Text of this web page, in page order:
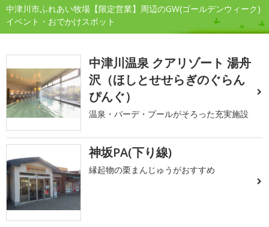
中津川市ふれあい牧場【限定営業】周辺のGW(ゴールデンウィーク)
イベント・おでかけスポット
中津川温泉 クアリゾート 湯舟
沢（ほしとせせらぎのぐらん
ぴんぐ）
温泉・バーデ・プールがそろった充実施設
神坂PA(下り線)
縁起物の栗まんじゅうがおすすめ